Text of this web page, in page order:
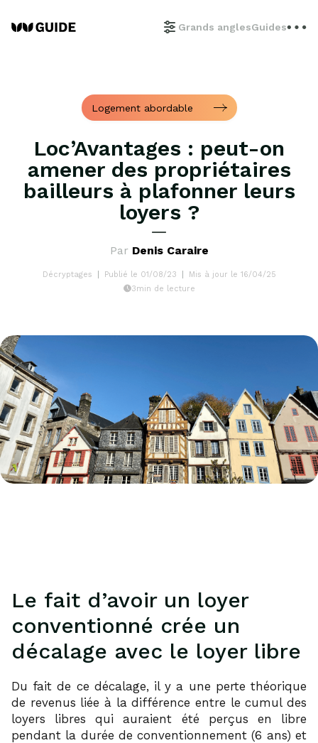
Grands anglesGuides
Logement abordable
Loc’Avantages : peut-on
amener des propriétaires
bailleurs à plafonner leurs
loyers ?
Par Denis Caraire
Décryptages Publié le 01/08/23
Mis à jour le 16/04/25
3min de lecture
Le fait d’avoir un loyer
conventionné crée un
décalage avec le loyer libre
Du fait de ce décalage, il y a une perte théorique
de revenus liée à la différence entre le cumul des
loyers libres qui auraient été perçus en libre
pendant la durée de conventionnement (6 ans) et